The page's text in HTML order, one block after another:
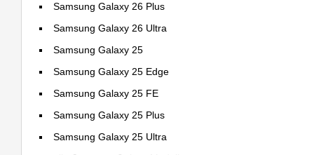
Samsung Galaxy 26 Plus
Samsung Galaxy 26 Ultra
Samsung Galaxy 25
Samsung Galaxy 25 Edge
Samsung Galaxy 25 FE
Samsung Galaxy 25 Plus
Samsung Galaxy 25 Ultra